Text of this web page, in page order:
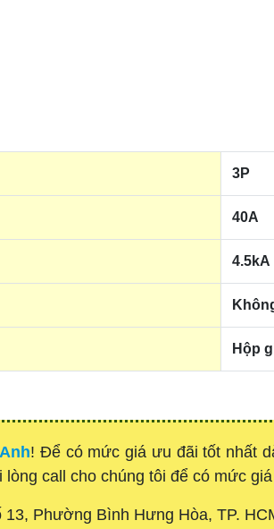
3P
40A
4.5kA
Hộp
! Để có mức giá ưu đãi tốt nhất
call cho chúng tôi để có mức
Phường Bình Hưng Hòa, TP.